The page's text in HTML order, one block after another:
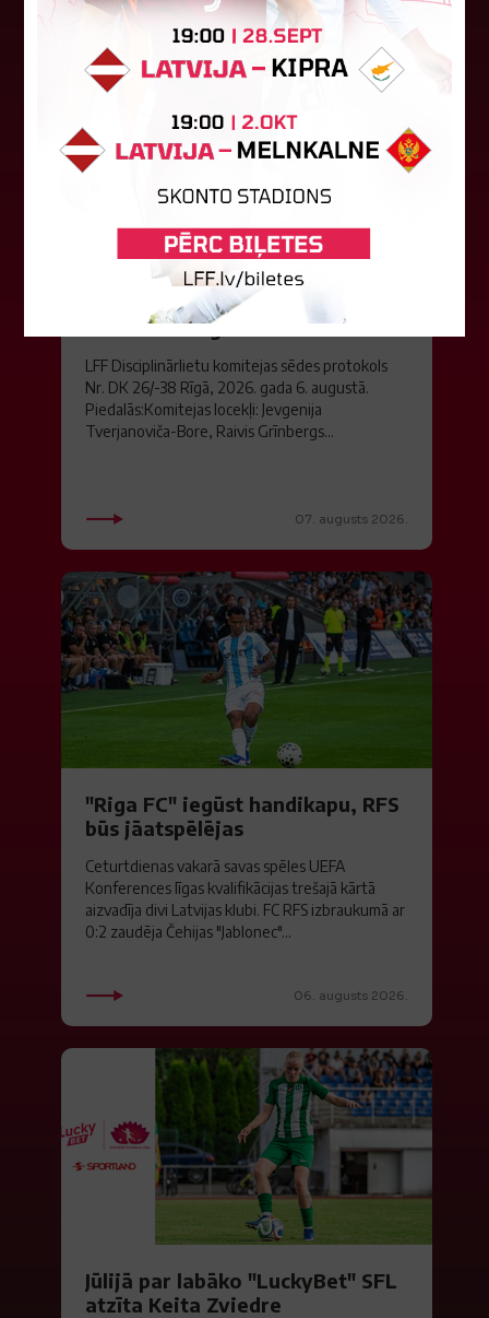
08. augusts 2026.
LFF DK 6. augusta lēmumi
LFF Disciplinārlietu komitejas sēdes protokols
Nr. DK 26/-38 Rīgā, 2026. gada 6. augustā.
Piedalās:Komitejas locekļi: Jevgenija
Tverjanoviča-Bore, Raivis Grīnbergs...
07. augusts 2026.
"Riga FC" iegūst handikapu, RFS
būs jāatspēlējas
Ceturtdienas vakarā savas spēles UEFA
Konferences līgas kvalifikācijas trešajā kārtā
aizvadīja divi Latvijas klubi. FC RFS izbraukumā ar
0:2 zaudēja Čehijas "Jablonec"...
06. augusts 2026.
Jūlijā par labāko "LuckyBet" SFL
atzīta Keita Zviedre